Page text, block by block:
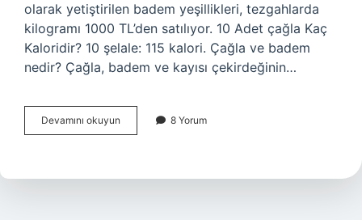
olarak yetiştirilen badem yeşillikleri, tezgahlarda
kilogramı 1000 TL’den satılıyor. 10 Adet çağla Kaç
Kaloridir? 10 şelale: 115 kalori. Çağla ve badem
nedir? Çağla, badem ve kayısı çekirdeğinin…
Devamını okuyun
Ve
Mı
8 Yorum